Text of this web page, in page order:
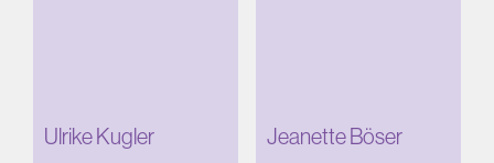
Ulrike Kugler Jeanette Böser